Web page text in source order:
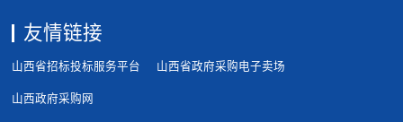
友情链接
山西省招标投标服务平台 山西省政府采购电子卖场
山西政府采购网